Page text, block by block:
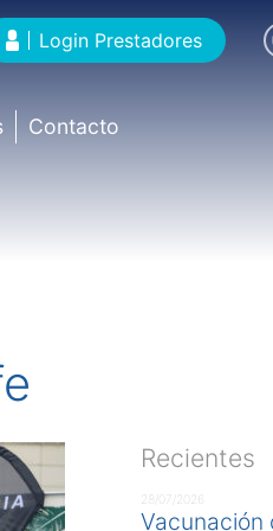
Login Prestadores
Contacto
Recientes
28/07/2026
Vacunación